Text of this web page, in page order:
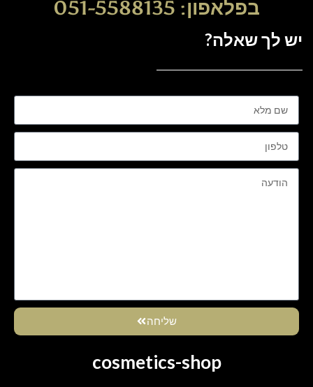
בפלאפון: 051-5588135
יש לך שאלה?
שליחה
cosmetics-shop